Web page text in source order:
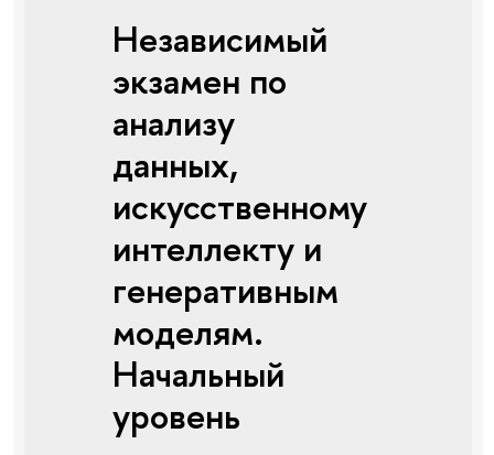
Независимый
экзамен по
анализу
данных,
искусственному
интеллекту и
генеративным
моделям.
Начальный
уровень